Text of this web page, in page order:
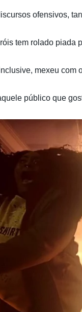
ofensivos,
tem rolado piada
mexeu com
público que